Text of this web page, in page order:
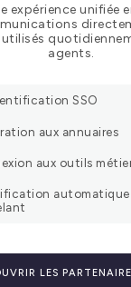
expérience unifiée
agents.
SSO
aux annuaires
aux outils
automatique
LES